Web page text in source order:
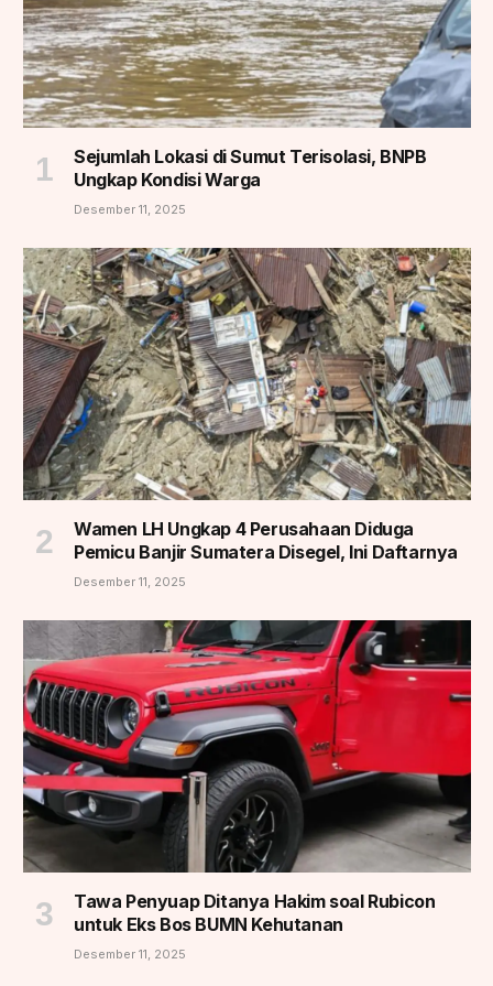
Sejumlah Lokasi di Sumut Terisolasi, BNPB
Ungkap Kondisi Warga
Desember 11, 2025
Wamen LH Ungkap 4 Perusahaan Diduga
Pemicu Banjir Sumatera Disegel, Ini Daftarnya
Desember 11, 2025
Tawa Penyuap Ditanya Hakim soal Rubicon
untuk Eks Bos BUMN Kehutanan
Desember 11, 2025